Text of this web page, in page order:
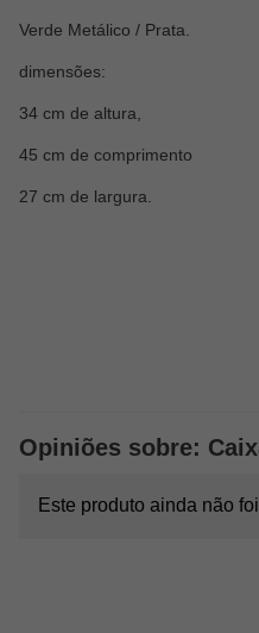
Verde Metálico / Prata.
dimensões:
34 cm de altura,
45 cm de comprimento
27 cm de largura.
Opiniões sobre:
Este produto ainda não